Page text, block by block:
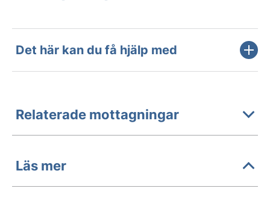
Det här kan du få hjälp med
Relaterade mottagningar
Läs mer